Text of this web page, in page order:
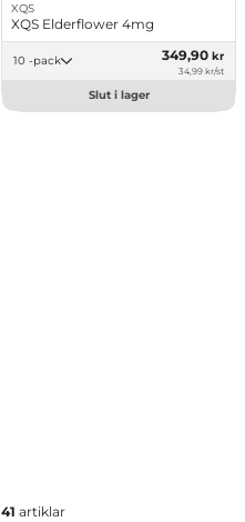
XQS
XQS Elderflower 4mg
10 -pack 349,90 kr
34,99 kr/st
Slut i lager
41 artiklar